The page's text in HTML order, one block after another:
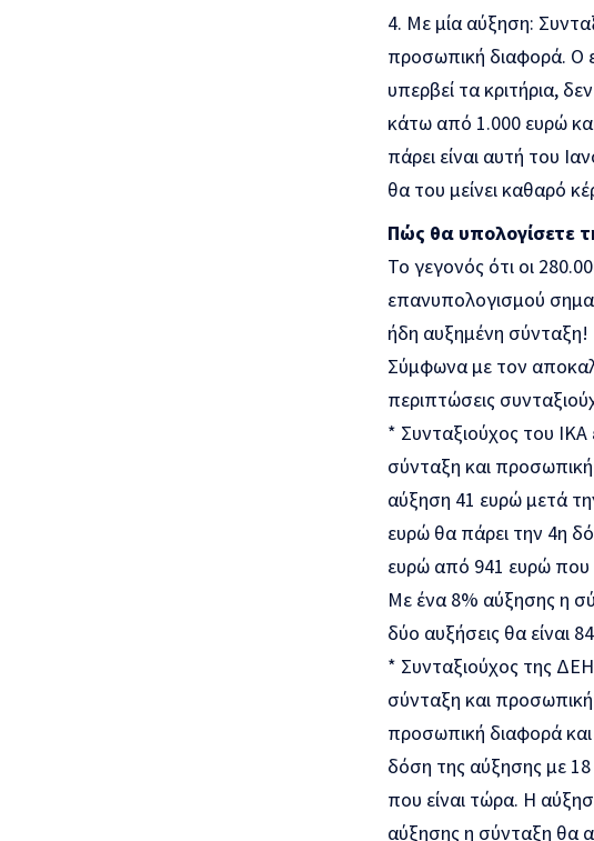
Με μία αύξηση:
προσωπική διαφορά. Ο
υπερβεί τα κριτήρια,
κάτω από 1.000 ευρώ
πάρει είναι αυτή του
θα του μείνει καθαρό
Πώς θα υπολογίσετε
Το γεγονός ότι οι
επανυπολογισμού
ήδη αυξημένη σύνταξη!
Σύμφωνα με τον
περιπτώσεις
* Συνταξιούχος του
σύνταξη και
αύξηση 41 ευρώ μετά
ευρώ θα πάρει την 4η
ευρώ από 941 ευρώ που
Με ένα 8% αύξησης η
δύο αυξήσεις θα είναι
* Συνταξιούχος της
σύνταξη και
προσωπική διαφορά
δόση της αύξησης με
που είναι τώρα. Η
αύξησης η σύνταξη θα